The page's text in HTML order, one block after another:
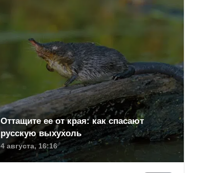
Оттащите ее от края: как спасают
русскую выхухоль
4 августа, 16:16